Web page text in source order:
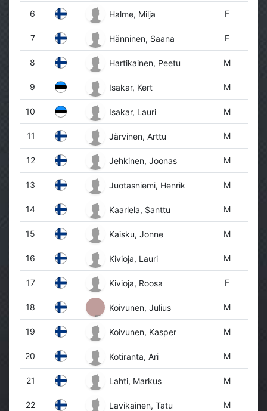
6 Halme, Milja F
7 Hänninen, Saana F
8 Hartikainen, Peetu M
9 Isakar, Kert M
10 Isakar, Lauri M
11 Järvinen, Arttu M
12 Jehkinen, Joonas M
13 Juotasniemi, Henrik M
14 Kaarlela, Santtu M
15 Kaisku, Jonne M
16 Kivioja, Lauri M
17 Kivioja, Roosa F
18 Koivunen, Julius M
19 Koivunen, Kasper M
20 Kotiranta, Ari M
21 Lahti, Markus M
22 Lavikainen, Tatu M